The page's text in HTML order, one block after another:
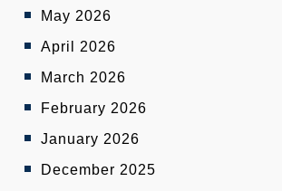
May 2026
April 2026
March 2026
February 2026
January 2026
December 2025